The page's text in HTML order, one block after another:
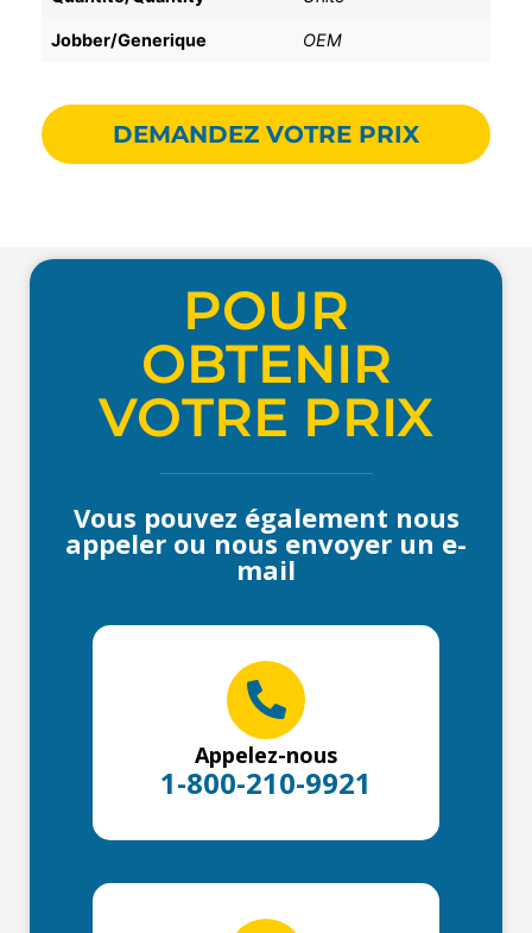
Jobber/Generique OEM
DEMANDEZ VOTRE PRIX
POUR
OBTENIR
VOTRE PRIX
Vous pouvez également nous
appeler ou nous envoyer un e-
mail
Appelez-nous
1-800-210-9921